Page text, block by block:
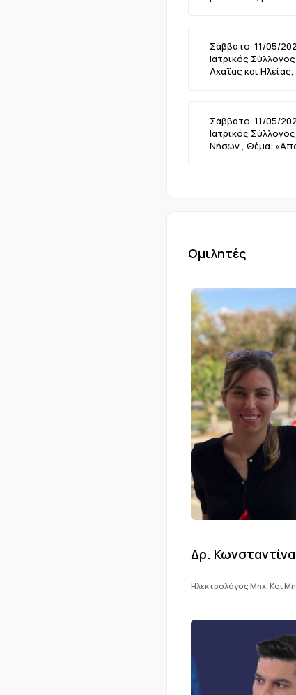
Σάββατο 11/05/
Ιατρικός
Αχαΐας και
Σάββατο 11/05/
Ιατρικός
Νήσων , Θέμα:
Ομιλητές
Δρ.
Ηλεκτρολόγος Μηχ. Και